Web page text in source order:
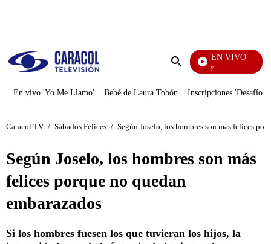
Enviar
EN VIVO
La Finca De Hoy
En vivo 'Yo Me Llamo' Bebé de Laura Tobón Inscripciones 'Desafío'
Caracol TV / Sábados Felices / Según Joselo, los hombres son más felices
Según Joselo, los hombres son más
felices porque no quedan
embarazados
Si los hombres fuesen los que tuvieran los hijos, la